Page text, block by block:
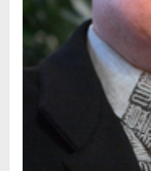
Abrahamson, Emmy
Abse, Dannie
Abu-Jaber, Diana
Abulhawa, Susan
Achebe, Chinua
Achmatova, Anna
Aciman, André